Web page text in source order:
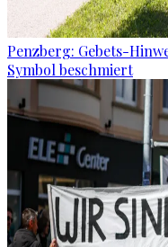
Penzberg: Gebets-
Symbol beschmiert